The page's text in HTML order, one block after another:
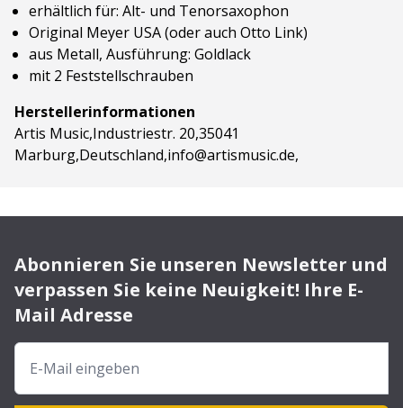
erhältlich für: Alt- und Tenorsaxophon
Original Meyer USA (oder auch Otto Link)
aus Metall, Ausführung: Goldlack
mit 2 Feststellschrauben
Herstellerinformationen
Artis Music,Industriestr. 20,35041
Marburg,Deutschland,info@artismusic.de,
Abonnieren Sie unseren Newsletter und
verpassen Sie keine Neuigkeit! Ihre E-
Mail Adresse